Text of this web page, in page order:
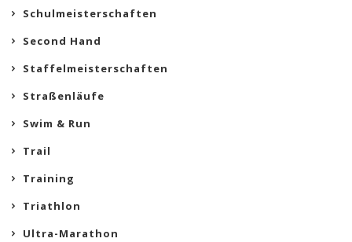
Schulmeisterschaften
Second Hand
Staffelmeisterschaften
Straßenläufe
Swim & Run
Trail
Training
Triathlon
Ultra-Marathon